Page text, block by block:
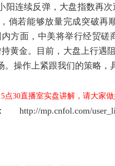
连续反弹，大盘指数再次
倘若能够放量完成突破再
方面，中美将举行经贸
黄金。目前，大盘上行遇
操作上紧跟我们的策略，
点30直播室实盘讲解，请大家做
http://mp.cnfol.com/